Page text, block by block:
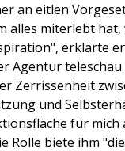
an eitlen
alles miterlebt hat,
erklärte
Agentur
Zerrissenheit
und
für mich
Rolle biete ihm